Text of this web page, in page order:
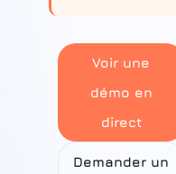
Voir une
démo en
direct
Demander un